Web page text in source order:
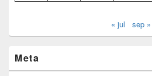
« jul sep »
Meta